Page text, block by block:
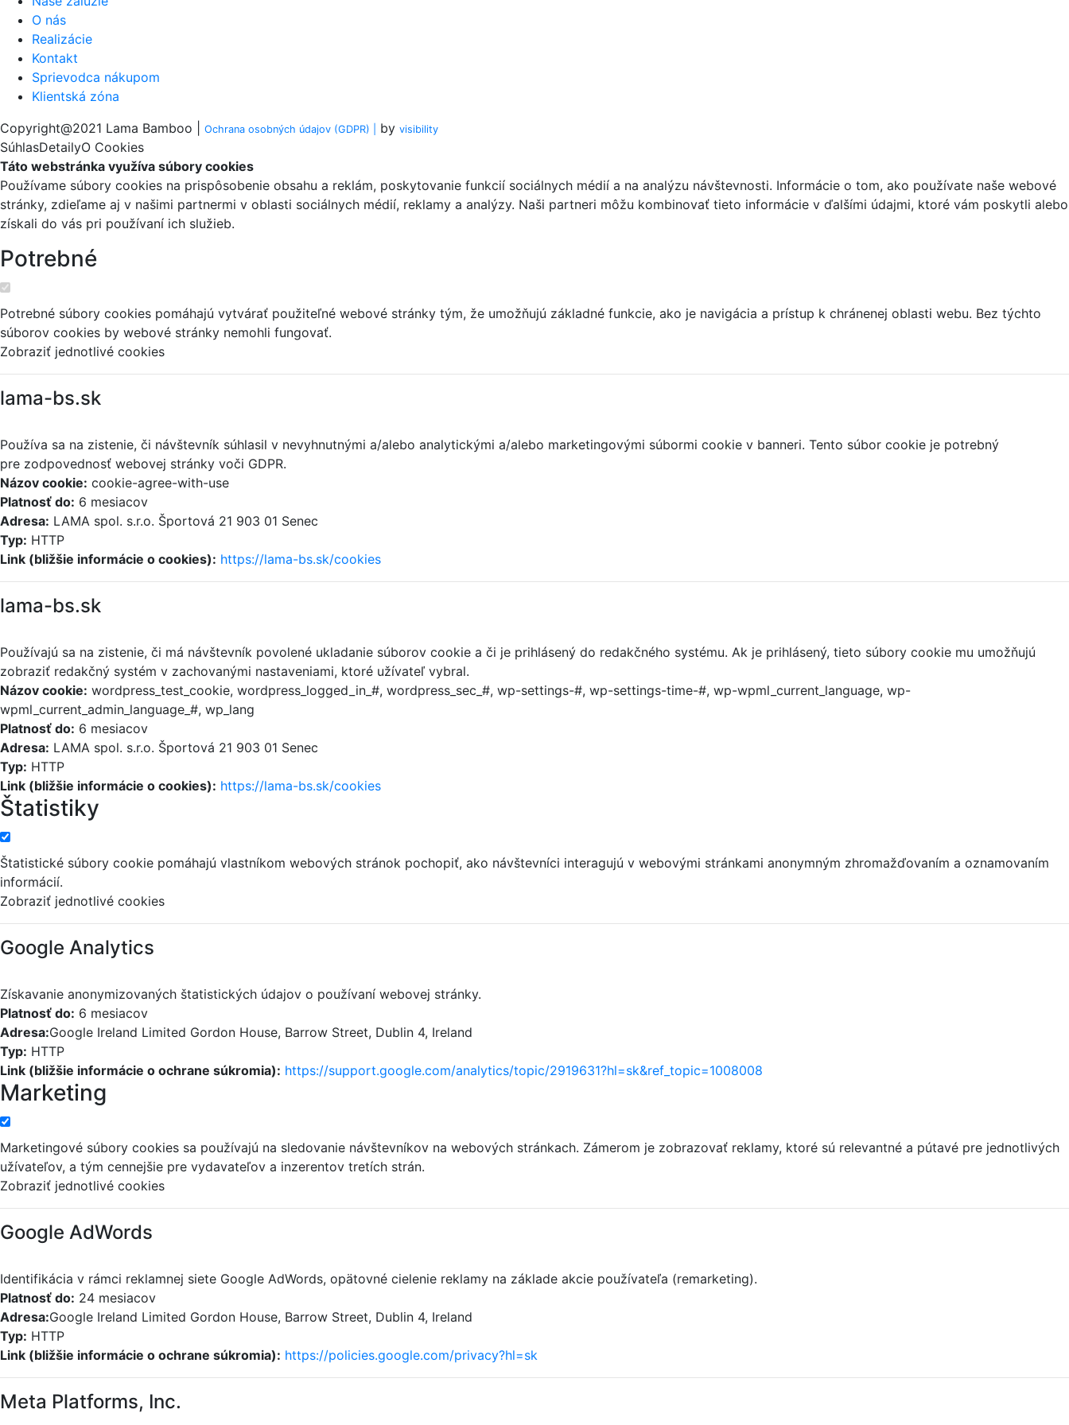
O nás
Realizácie
Kontakt
Sprievodca nákupom
Klientská zóna
Copyright@2021 Lama Bamboo |
Ochrana osobných údajov (GDPR) | by visibility
SúhlasDetailyO Cookies
Táto webstránka využíva súbory cookies
Používame súbory cookies na prispôsobenie obsahu a reklám, poskytovanie funkcií sociálnych médií a na analýzu návštevnosti. Informácie o tom, ako používate naše webové
stránky, zdieľame aj v našimi partnermi v oblasti sociálnych médií, reklamy a analýzy. Naši partneri môžu kombinovať tieto informácie v ďalšími údajmi, ktoré vám poskytli alebo
získali do vás pri používaní ich služieb.
Potrebné
Potrebné súbory cookies pomáhajú vytvárať použiteľné webové stránky tým, že umožňujú základné funkcie, ako je navigácia a prístup k chránenej oblasti webu. Bez týchto
súborov cookies by webové stránky nemohli fungovať.
Zobraziť jednotlivé cookies
lama-bs.sk
Používa sa na zistenie, či návštevník súhlasil v nevyhnutnými a/alebo analytickými a/alebo marketingovými súbormi cookie v banneri. Tento súbor cookie je potrebný
pre zodpovednosť webovej stránky voči GDPR.
Názov cookie: cookie-agree-with-use
Platnosť do: 6 mesiacov
Adresa: LAMA spol. s.r.o. Športová 21 903 01 Senec
Typ: HTTP
Link (bližšie informácie o cookies): https://lama-bs.sk/cookies
lama-bs.sk
Používajú sa na zistenie, či má návštevník povolené ukladanie súborov cookie a či je prihlásený do redakčného systému. Ak je prihlásený, tieto súbory cookie mu umožňujú
zobraziť redakčný systém v zachovanými nastaveniami, ktoré užívateľ vybral.
Názov cookie: wordpress_test_cookie, wordpress_logged_in_#, wordpress_sec_#, wp-settings-#, wp-settings-time-#, wp-wpml_current_language, wp-
wpml_current_admin_language_#, wp_lang
Platnosť do: 6 mesiacov
Adresa: LAMA spol. s.r.o. Športová 21 903 01 Senec
Typ: HTTP
Link (bližšie informácie o cookies): https://lama-bs.sk/cookies
Štatistiky
Štatistické súbory cookie pomáhajú vlastníkom webových stránok pochopiť, ako návštevníci interagujú v webovými stránkami anonymným zhromažďovaním a oznamovaním
informácií.
Zobraziť jednotlivé cookies
Google Analytics
Získavanie anonymizovaných štatistických údajov o používaní webovej stránky.
Platnosť do: 6 mesiacov
Adresa:Google Ireland Limited Gordon House, Barrow Street, Dublin 4, Ireland
Typ: HTTP
Link (bližšie informácie o ochrane súkromia): https://support.google.com/analytics/topic/2919631?hl=sk&ref_topic=1008008
Marketing
Marketingové súbory cookies sa používajú na sledovanie návštevníkov na webových stránkach. Zámerom je zobrazovať reklamy, ktoré sú relevantné a pútavé pre jednotlivých
užívateľov, a tým cennejšie pre vydavateľov a inzerentov tretích strán.
Zobraziť jednotlivé cookies
Google AdWords
Identifikácia v rámci reklamnej siete Google AdWords, opätovné cielenie reklamy na základe akcie používateľa (remarketing).
Platnosť do: 24 mesiacov
Adresa:Google Ireland Limited Gordon House, Barrow Street, Dublin 4, Ireland
Typ: HTTP
Link (bližšie informácie o ochrane súkromia): https://policies.google.com/privacy?hl=sk
Meta Platforms, Inc.